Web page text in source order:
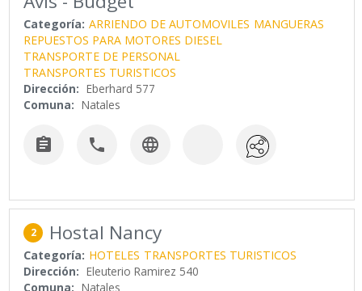
Categoría: ARRIENDO DE AUTOMOVILES MANGUERAS
REPUESTOS PARA MOTORES DIESEL
TRANSPORTE DE PERSONAL
TRANSPORTES TURISTICOS
Dirección: Eberhard 577
Comuna: Natales
  
2 Hostal Nancy
Categoría: HOTELES TRANSPORTES TURISTICOS
Dirección: Eleuterio Ramirez 540
Comuna: Natales